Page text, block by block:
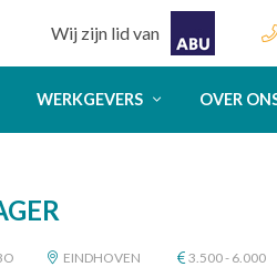
Wij zijn lid van
WERKGEVERS OVER
EINDHOVEN 3.500 - 6.000